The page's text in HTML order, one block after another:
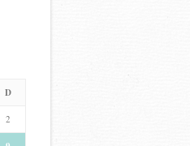
D
2